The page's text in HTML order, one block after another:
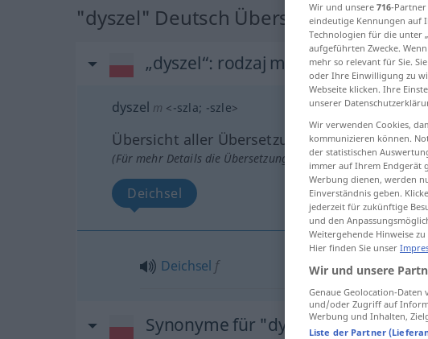
"dyszel" Deutsch Übersetzung
„dyszel“: rodzaj męski
dyszel m <-szla; -szle>
Übersicht aller Übersetzungen
(Für mehr Details die Übersetzung anklicken/antippen)
Deichsel
Deichsel f
Synonyme für "dyszel"
Wir und unsere 716-
eindeutige Kennungen auf
Technologien für die unter
aufgeführten Zwecke.
mehr so relevant für Sie.
oder Ihre Einwilligung zu
Webseite klicken. Ihre
unserer
Wir verwenden Cookies,
kommunizieren können.
der statistischen
immer auf Ihrem Endgerät
Werbung dienen, werden
Einverständnis geben.
jederzeit für zukünftige
und den
Weitergehende Hinweise
Hier finden Sie unser
Wir und unsere
Genaue Geolocation-
und/oder Zugriff auf
Werbung und Inhalten,
Liste der Partner